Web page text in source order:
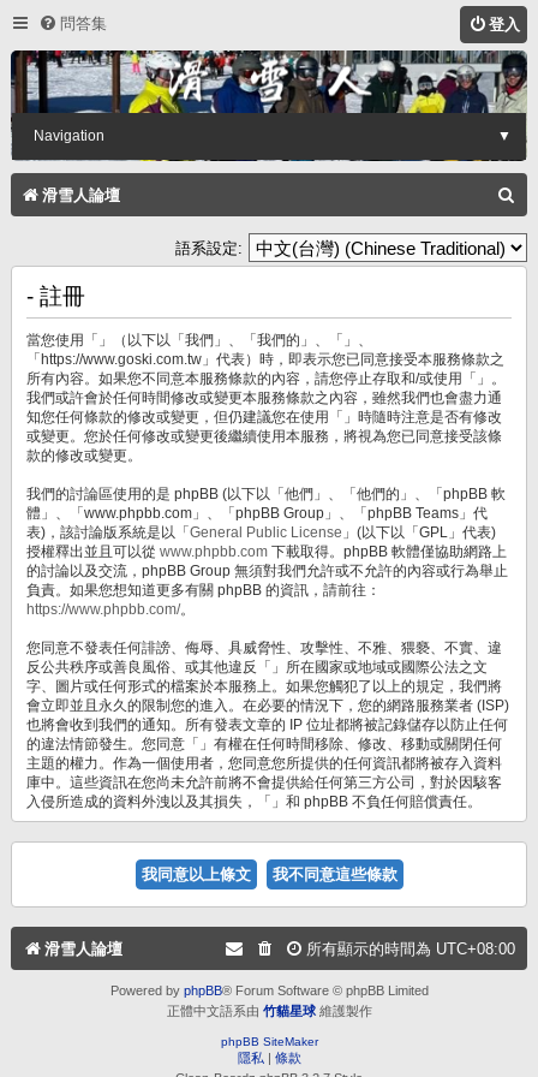
問答集 登入
Navigation ▼
滑雪人論壇
尋
語系設定:
- 註冊
當您使用「」（以下以「我們」、「我們的」、「」、
「https://www.goski.com.tw」代表）時，即表示您已同意接受本服務條款之
所有內容。如果您不同意本服務條款的內容，請您停止存取和/或使用「」。
我們或許會於任何時間修改或變更本服務條款之內容，雖然我們也會盡力通
知您任何條款的修改或變更，但仍建議您在使用「」時隨時注意是否有修改
或變更。您於任何修改或變更後繼續使用本服務，將視為您已同意接受該條
款的修改或變更。
我們的討論區使用的是 phpBB (以下以「他們」、「他們的」、「phpBB 軟
體」、「www.phpbb.com」、「phpBB Group」、「phpBB Teams」代
表)，該討論版系統是以「General Public License 」(以下以「GPL」代表)
授權釋出並且可以從 www.phpbb.com 下載取得。phpBB 軟體僅協助網路上
的討論以及交流，phpBB Group 無須對我們允許或不允許的內容或行為舉止
負責。如果您想知道更多有關 phpBB 的資訊，請前往：
https://www.phpbb.com/。
您同意不發表任何誹謗、侮辱、具威脅性、攻擊性、不雅、猥褻、不實、違
反公共秩序或善良風俗、或其他違反「」所在國家或地域或國際公法之文
字、圖片或任何形式的檔案於本服務上。如果您觸犯了以上的規定，我們將
會立即並且永久的限制您的進入。在必要的情況下，您的網路服務業者 (ISP)
也將會收到我們的通知。所有發表文章的 IP 位址都將被記錄儲存以防止任何
的違法情節發生。您同意「」有權在任何時間移除、修改、移動或關閉任何
主題的權力。作為一個使用者，您同意您所提供的任何資訊都將被存入資料
庫中。這些資訊在您尚未允許前將不會提供給任何第三方公司，對於因駭客
入侵所造成的資料外洩以及其損失，「」和 phpBB 不負任何賠償責任。
滑雪人論壇 所有顯示的時間為 UTC+08:00
Powered by phpBB® Forum Software © phpBB Limited
正體中文語系由 竹貓星球維護製作
phpBB SiteMaker
隱私 | 條款